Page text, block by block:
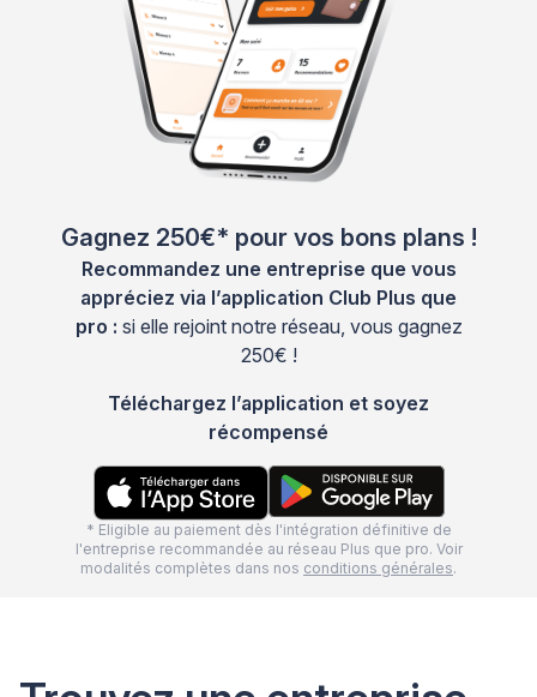
Gagnez 250€* pour vos bons plans !
Recommandez une entreprise que vous
appréciez via l’application Club Plus que
pro : si elle rejoint notre réseau, vous gagnez
250€ !
Téléchargez l’application et soyez
récompensé
* Eligible au paiement dès l'intégration définitive de
l'entreprise recommandée au réseau Plus que pro. Voir
modalités complètes dans nos conditions générales.